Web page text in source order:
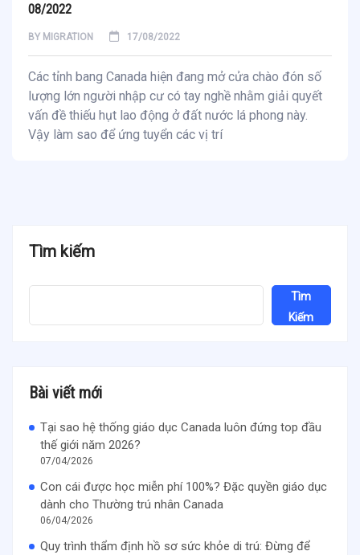
08/2022
BY MIGRATION 17/08/2022
Các tỉnh bang Canada hiện đang mở cửa chào đón số
lượng lớn người nhập cư có tay nghề nhằm giải quyết
vấn đề thiếu hụt lao động ở đất nước lá phong này.
Vậy làm sao để ứng tuyển các vị trí
Tìm kiếm
Tìm
Kiếm
Bài viết mới
Tại sao hệ thống giáo dục Canada luôn đứng top đầu
thế giới năm 2026?
07/04/2026
Con cái được học miễn phí 100%? Đặc quyền giáo dục
dành cho Thường trú nhân Canada
06/04/2026
Quy trình thẩm định hồ sơ sức khỏe di trú: Đừng để